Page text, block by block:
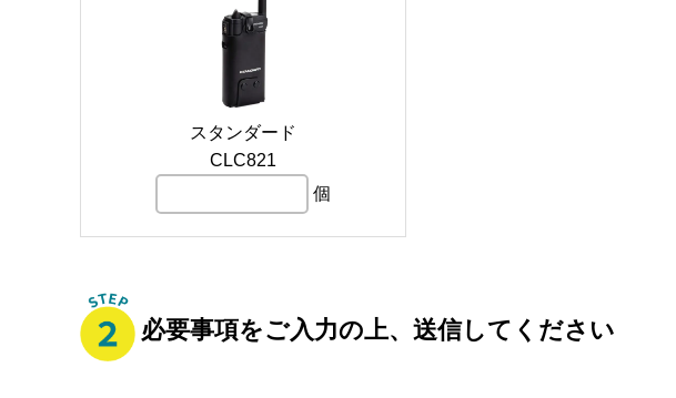
スタンダード
CLC821
個
必要事項をご入力の上、送信してください